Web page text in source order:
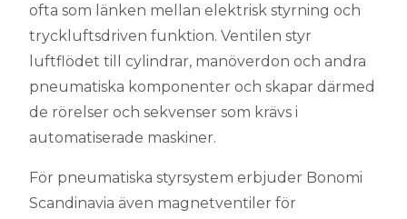
ofta som länken mellan elektrisk styrning och
tryckluftsdriven funktion. Ventilen styr
luftflödet till cylindrar, manöverdon och andra
pneumatiska komponenter och skapar därmed
de rörelser och sekvenser som krävs i
automatiserade maskiner.
För pneumatiska styrsystem erbjuder Bonomi
Scandinavia även magnetventiler för